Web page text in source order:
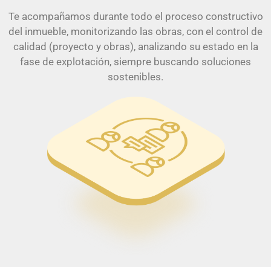
Te acompañamos durante todo el proceso constructivo
del inmueble, monitorizando las obras, con el control de
calidad (proyecto y obras), analizando su estado en la
fase de explotación, siempre buscando soluciones
sostenibles.